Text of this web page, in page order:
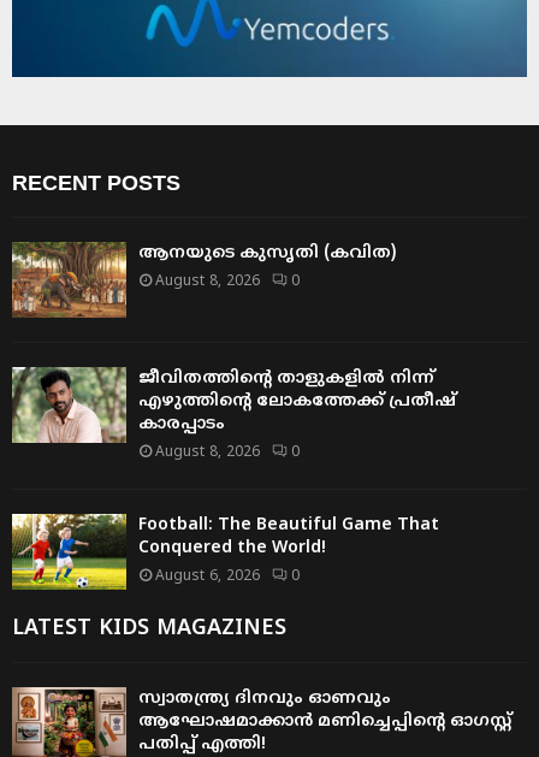
RECENT POSTS
ആനയുടെ കുസൃതി (കവിത)
August 8, 2026 0
ജീവിതത്തിന്റെ താളുകളിൽ നിന്ന്
എഴുത്തിന്റെ ലോകത്തേക്ക് പ്രതീഷ്
കാരപ്പാടം
August 8, 2026 0
Football: The Beautiful Game That
Conquered the World!
August 6, 2026 0
LATEST KIDS MAGAZINES
സ്വാതന്ത്ര്യ ദിനവും ഓണവും
ആഘോഷമാക്കാൻ മണിച്ചെപ്പിന്റെ ഓഗസ്റ്റ്
പതിപ്പ് എത്തി!